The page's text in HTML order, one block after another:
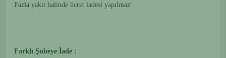
Fazla yakıt halinde ücret iadesi yapılmaz.
Farklı Şubeye İade :